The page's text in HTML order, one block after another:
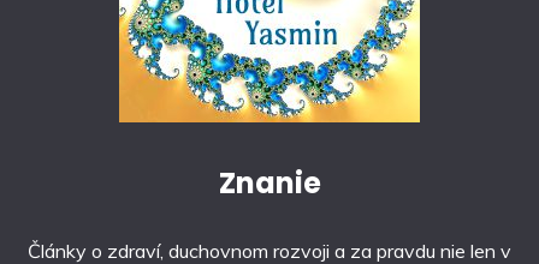
Znanie
Články o zdraví, duchovnom rozvoji a za pravdu nie len v